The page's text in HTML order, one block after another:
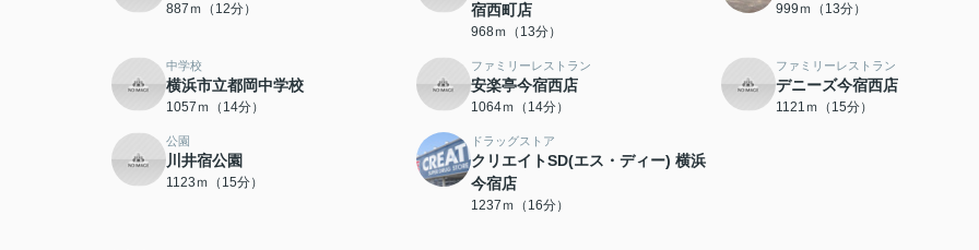
887ｍ（12分）
宿西町店
968ｍ（13分）
999ｍ（13分）
中学校
横浜市立都岡中学校
1057ｍ（14分）
ファミリーレストラン
安楽亭今宿西店
1064ｍ（14分）
ファミリーレストラン
デニーズ今宿西店
1121ｍ（15分）
公園
川井宿公園
1123ｍ（15分）
ドラッグストア
クリエイトSD(エス・ディー) 横浜
今宿店
1237ｍ（16分）